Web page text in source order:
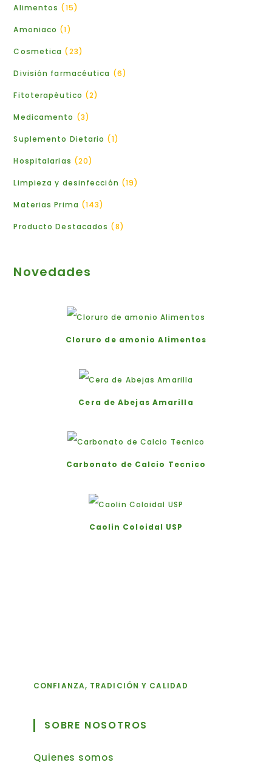
Alimentos 15
Amoniaco 1
Cosmetica 23
División farmacéutica 6
Fitoterapèutico 2
Medicamento 3
Suplemento Dietario 1
Hospitalarias 20
Limpieza y desinfección 19
Materias Prima 143
Producto Destacados 8
Novedades
Cloruro de amonio Alimentos
Cera de Abejas Amarilla
Carbonato de Calcio Tecnico
Caolin Coloidal USP
CONFIANZA, TRADICIÓN Y CALIDAD
SOBRE NOSOTROS
Quienes somos